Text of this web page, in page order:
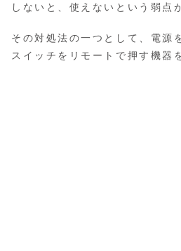
しないと、使えないという弱点
その対処法の一つとして、電源
スイッチをリモートで押す機器